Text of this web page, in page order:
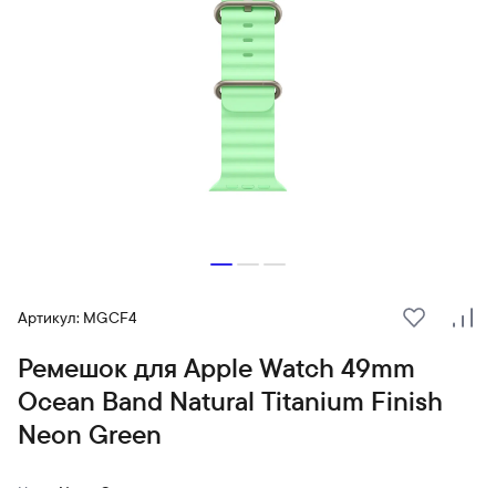
Артикул: MGCF4
В
Ремешок для Apple Watch 49mm
Ocean Band Natural Titanium Finish
Neon Green